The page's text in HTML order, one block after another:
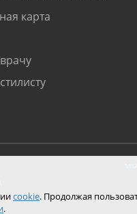
карта
cookie. Продолжая
.